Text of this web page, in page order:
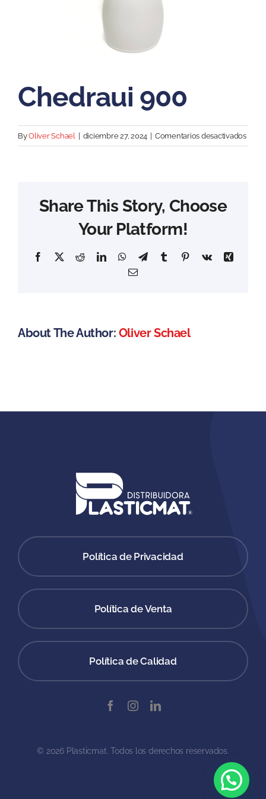
Chedraui 900
ByOliver Schael diciembre 27, 2024 Comentarios desactivadosen
Share This Story, Choose
Your Platform!
Facebook
X RedditLinkedInWhatsApp
TelegramTumblrPinterestVk
Xing
Email
About The Author: Oliver Schael
Política de Privacidad
Política de Venta
Política de Calidad
© 2026 Plasticmat. Todos los derechos reservados.